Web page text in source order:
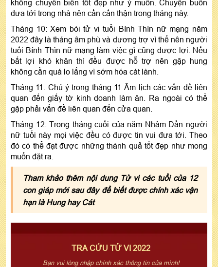
không chuyển biến tốt đẹp như ý muốn. Chuyện buồn
đưa tới trong nhà nên cần cẩn thận trong tháng này.
Tháng 10: Xem bói tử vi tuổi Bính Thìn nữ mạng năm
2022 đây là tháng âm phù và dương trợ vì thế nên người
tuổi Bính Thìn nữ mạng làm việc gì cũng được lợi. Nếu
bất lợi khó khăn thì đều được hỗ trợ nên gặp hung
không cần quá lo lắng vì sớm hóa cát lành.
Tháng 11: Chú ý trong tháng 11 Âm lịch các vấn đề liên
quan đến giấy tờ kinh doanh làm ăn. Ra ngoài có thể
gặp phải vấn đề liên quan đến cửa quan.
Tháng 12: Trong tháng cuối của năm Nhâm Dần người
nữ tuổi này mọi việc đều có được tin vui đưa tới. Theo
đó có thể đạt được những thành quả tốt đẹp như mong
muốn đặt ra.
Tham khảo thêm nội dung Tử vi các tuổi của 12
con giáp mới sau đây để biết được chính xác vận
hạn là Hung hay Cát
TRA CỨU TỬ VI 2022
Bạn vui lòng nhập chính xác thông tin của mình!